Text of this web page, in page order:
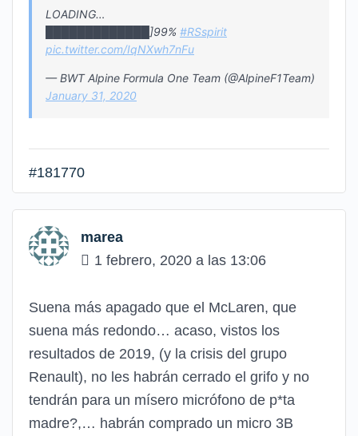
LOADING…
█████████████]99% #RSspirit
pic.twitter.com/IqNXwh7nFu
— BWT Alpine Formula One Team (@AlpineF1Team)
January 31, 2020
#181770
marea
1 febrero, 2020 a las 13:06
Suena más apagado que el McLaren, que
suena más redondo… acaso, vistos los
resultados de 2019, (y la crisis del grupo
Renault), no les habrán cerrado el grifo y no
tendrán para un mísero micrófono de p*ta
madre?,… habrán comprado un micro 3B